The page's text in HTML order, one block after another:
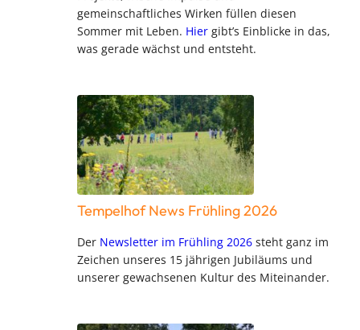
gemeinschaftliches Wirken füllen diesen
Sommer mit Leben. Hier gibt’s Einblicke in das,
was gerade wächst und entsteht.
Tempelhof News Frühling 2026
Der Newsletter im Frühling 2026 steht ganz im
Zeichen unseres 15 jährigen Jubiläums und
unserer gewachsenen Kultur des Miteinander.